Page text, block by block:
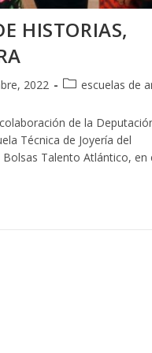
HISTORIAS,
2022
Categoría
la
entrada:
escuelas de
de la
Técnica de Joyería del
Talento Atlántico, en